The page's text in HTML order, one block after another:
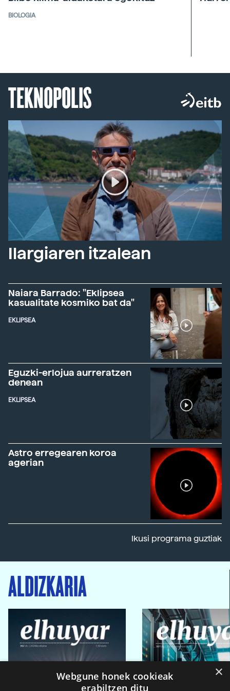
BIOLOGIA
TEKNOPOLIS
Ilargiaren itzalean
Naiara Barrado: "Eklipsea
kasualitate kosmiko bat da"
EKLIPSEA
Eguzki-erlojua aurreratzen
denean
EKLIPSEA
Astro erregearen koroa
agerian
Ikusi programa guztiak
ALDIZKARIA
×
Webgune honek cookieak
erabiltzen ditu